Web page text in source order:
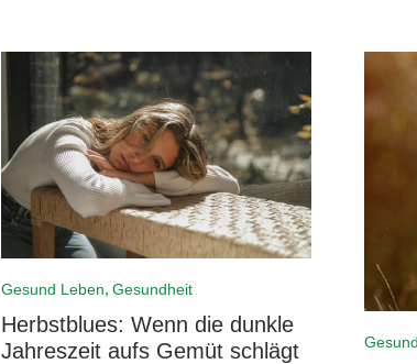
Gesund Leben, Gesundheit
Herbstblues: Wenn die dunkle
Jahreszeit aufs Gemüt schlägt